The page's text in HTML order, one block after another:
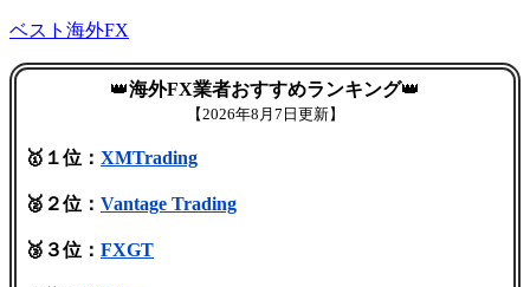
ベスト海外FX
👑海外FX業者おすすめランキング👑
【2026年8月7日更新】
🥇１位： XMTrading
🥈２位： Vantage Trading
🥉３位： FXGT